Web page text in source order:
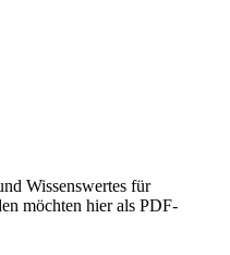
Wissenswertes für
möchten hier als PDF-